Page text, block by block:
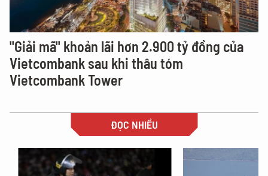
"Giải mã" khoản lãi hơn 2.900 tỷ đồng của
Vietcombank sau khi thâu tóm
Vietcombank Tower
ĐỌC NHIỀU